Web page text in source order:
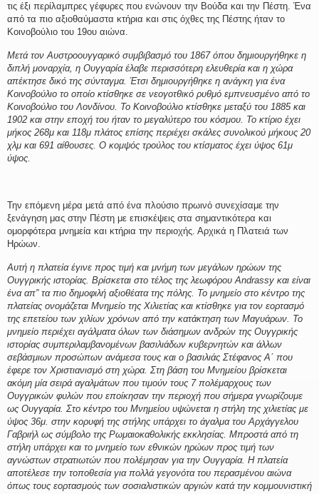
τις έξι περίλαμπρες γέφυρες που ενώνουν την Βούδα και την Πέστη. Ένα
από τα πιο αξιοθαύμαστα κτήρια και στις όχθες της Πέστης ήταν το
Κοινοβούλιο του 19ου αιώνα.
Μετά τον Αυστροουγγαρικό συμβιβασμό του 1867 όπου δημιουργήθηκε η
διπλή μοναρχία, η Ουγγαρία έλαβε περισσότερη ελευθερία και η χώρα
απέκτησε δικό της σύνταγμα. Έτσι δημιουργήθηκε η ανάγκη για ένα
Κοινοβούλιο το οποίο κτίσθηκε σε νεογοτθικό ρυθμό εμπνευσμένο από το
Κοινοβούλιο του Λονδίνου. Το Κοινοβούλιο κτίσθηκε μεταξύ του 1885 και
1902 και στην εποχή του ήταν το μεγαλύτερο του κόσμου. Το κτίριο έχει
μήκος 268μ και 118μ πλάτος επίσης περιέχει σκάλες συνολικού μήκους 20
χλμ και 691 αίθουσες. Ο κομψός τρούλος του κτίσματος έχει ύψος 61μ
ύψος.
Την επόμενη μέρα μετά από ένα πλούσιο πρωινό συνεχίσαμε την
ξενάγηση μας στην Πέστη με επισκέψεις στα σημαντικότερα και
ομορφότερα μνημεία και κτήρια την περιοχής. Αρχικά η Πλατειά των
Ηρώων.
Αυτή η πλατεία έγινε προς τιμή και μνήμη των μεγάλων ηρώων της
Ουγγρικής ιστορίας. Βρίσκεται στο τέλος της λεωφόρου Andrassy και είναι
ένα απ” τα πιο δημοφιλή αξιοθέατα της πόλης. Το μνημείο στο κέντρο της
πλατείας ονομάζεται Μνημείο της Xιλιετίας και κτίσθηκε για τον εορτασμό
της επετείου των χιλίων χρόνων από την κατάκτηση των Μαγυάρων. Το
μνημείο περιέχει αγάλματα όλων των διάσημων ανδρών της Ουγγρικής
ιστορίας συμπεριλαμβανομένων βασιλιάδων κυβερνητών και άλλων
σεβάσμιων προσώπων ανάμεσα τους και ο βασιλιάς Στέφανος Α΄ που
έφερε τον Χριστιανισμό στη χώρα. Στη βάση του Μνημείου βρίσκεται
ακόμη μία σειρά αγαλμάτων που τιμούν τους 7 πολέμαρχους των
Ουγγρικών φυλών που εποίκησαν την περιοχή που σήμερα γνωρίζουμε
ως Ουγγαρία. Στο κέντρο του Μνημείου υψώνεται η στήλη της χιλιετίας με
ύψος 36μ. στην κορυφή της στήλης υπάρχει το άγαλμα του Αρχάγγελου
Γαβριήλ ως σύμβολο της Ρωμαιοκαθολικής εκκλησίας. Μπροστά από τη
στήλη υπάρχει και το μνημείο των εθνικών ηρώων προς τιμή των
αγνώστων στρατιωτών που πολέμησαν για την Ουγγαρία. Η πλατεία
αποτέλεσε την τοποθεσία για πολλά γεγονότα του περασμένου αιώνα
όπως τους εορτασμούς των σοσιαλιστικών αργιών κατά την κομμουνιστική